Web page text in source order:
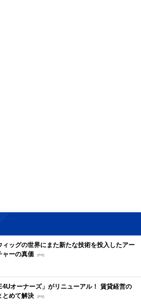
ィッグの世界にまた新たな技術を投入したアー
ャーの真価 [PR]
オーナーズ」がリニューアル！ 賃貸経営の
とめて解決 [PR]